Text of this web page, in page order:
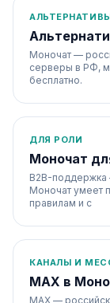
Моночат —
серверы в РФ,
бесплатно.
ДЛЯ РОЛИ
Моночат
B2B-поддержка
Моночат умеет
правилам и с
КАНАЛЫ И
MAX в
MAX —